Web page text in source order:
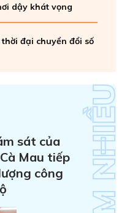
dậy khát vọng
đại chuyển đổi số
sát của
Mau tiếp
công